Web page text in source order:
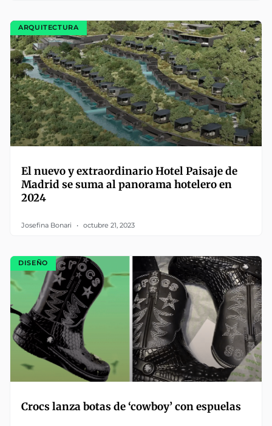
ARQUITECTURA
El nuevo y extraordinario Hotel Paisaje de
Madrid se suma al panorama hotelero en
2024
Josefina Bonari octubre 21, 2023
DISEÑO
Crocs lanza botas de ‘cowboy’ con espuelas